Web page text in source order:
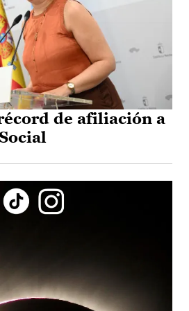
de afiliación a